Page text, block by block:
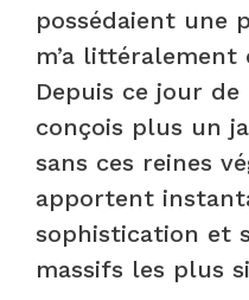
possédaient une
m’a
Depuis ce jour
conçois plus un
sans ces reines
apportent
sophistication et
massifs les plus